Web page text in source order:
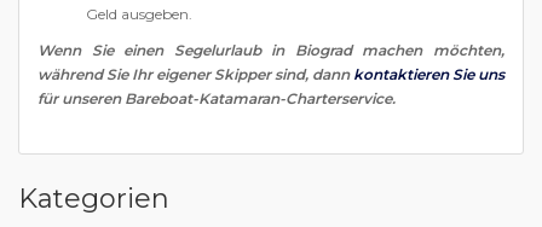
Geld ausgeben.
Wenn Sie einen Segelurlaub in Biograd machen möchten,
während Sie Ihr eigener Skipper sind, dann kontaktieren Sie uns
für unseren Bareboat-Katamaran-Charterservice.
Kategorien